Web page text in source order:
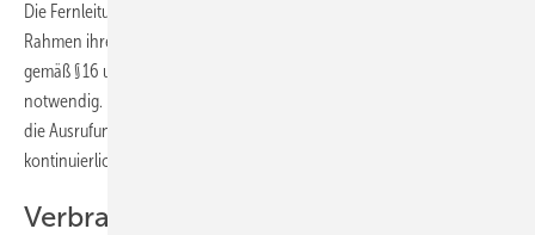
Die Fernleitungsnetzbetreiber und Verteilnetzbetreiber ergreifen im
Rahmen ihrer Verantwortung netz- und marktbezogene Maßnahmen
gemäß § 16 und § 16a EnWG (
notwendig. Die EU-Kommission und die Nachbarstaaten wurden über
die Ausrufung der Frühwarnstufe unterrichtet. Das BMWK steht im
kontinuierlichen Kontakt mit der EU-Kommission.
Verbraucher sind gehalten, den